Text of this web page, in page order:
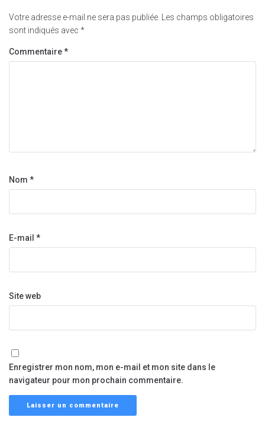
Votre adresse e-mail ne sera pas publiée.
Les champs obligatoires
sont indiqués avec *
Commentaire*
Nom *
E-mail *
Site web
Enregistrer mon nom, mon e-mail et mon site dans le
navigateur pour mon prochain commentaire.